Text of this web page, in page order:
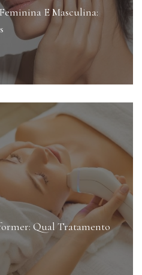
E Masculina:
Qual Tratamento